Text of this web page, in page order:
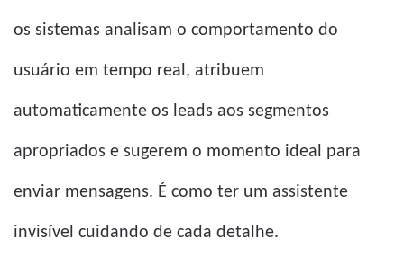
os sistemas analisam o comportamento do
usuário em tempo real, atribuem
automaticamente os leads aos segmentos
apropriados e sugerem o momento ideal para
enviar mensagens. É como ter um assistente
invisível cuidando de cada detalhe.